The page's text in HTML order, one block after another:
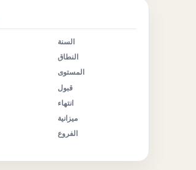
السنة
النطاق
المستوى
قبول
انتهاء
ميزانية
الفروع